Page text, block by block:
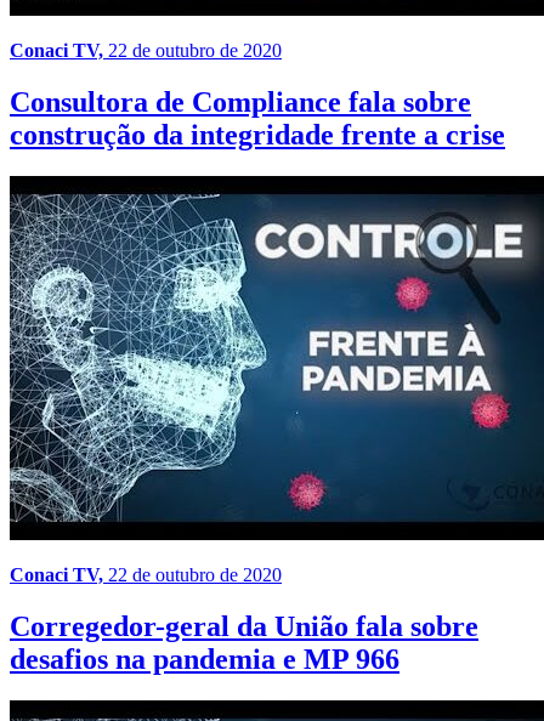
Conaci TV, 22 de outubro de 2020
Consultora de Compliance fala sobre
construção da integridade frente a crise
Conaci TV, 22 de outubro de 2020
Corregedor-geral da União fala sobre
desafios na pandemia e MP 966